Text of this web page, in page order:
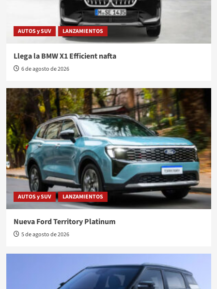
AUTOS y SUV LANZAMIENTOS
Llega la BMW X1 Efficient nafta
6 de agosto de 2026
AUTOS y SUV LANZAMIENTOS
Nueva Ford Territory Platinum
5 de agosto de 2026